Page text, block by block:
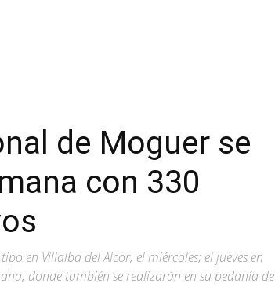
de Moguer se
con 330
en Villalba del Alcor, el miércoles; el jueves en
donde también se realizarán en su pedanía de